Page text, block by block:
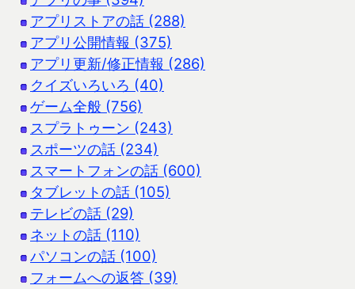
アプリストアの話 (288)
アプリ公開情報 (375)
アプリ更新/修正情報 (286)
クイズいろいろ (40)
ゲーム全般 (756)
スプラトゥーン (243)
スポーツの話 (234)
スマートフォンの話 (600)
タブレットの話 (105)
テレビの話 (29)
ネットの話 (110)
パソコンの話 (100)
フォームへの返答 (39)